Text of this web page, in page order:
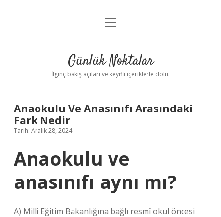
Anasayfa
Yasal Uyarı
menüyü
Günlük Noktalar
İlginç bakış açıları ve keyifli içeriklerle dolu.
Anaokulu Ve Anasınıfı Arasındaki
Fark Nedir
Tarih: Aralık 28, 2024
Anaokulu ve
anasınıfı aynı mı?
A) Milli Eğitim Bakanlığına bağlı resmî okul öncesi